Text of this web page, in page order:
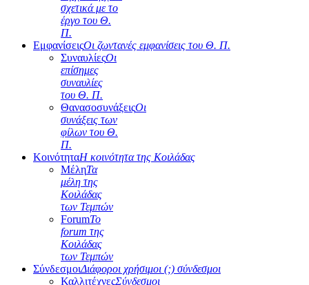
σχετικά με το
έργο του Θ.
Π.
ΕμφανίσειςΟι ζωντανές εμφανίσεις του Θ. Π.
ΣυναυλίεςΟι
επίσημες
συναυλίες
του Θ. Π.
ΘανασοσυνάξειςΟι
συνάξεις των
φίλων του Θ.
Π.
ΚοινότηταΗ κοινότητα της Κοιλάδας
ΜέληΤα
μέλη της
Κοιλάδας
των Τεμπών
ForumΤο
forum της
Κοιλάδας
των Τεμπών
ΣύνδεσμοιΔιάφοροι χρήσιμοι (;) σύνδεσμοι
ΚαλλιτέχνεςΣύνδεσμοι